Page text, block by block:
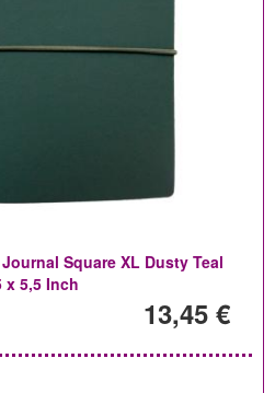
Square XL Dusty Teal
x 5,5 Inch
13,45 €